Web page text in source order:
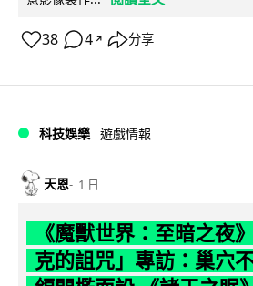
38 4 ↗ 分享
科技娛樂 遊戲情報
天恩 1 日
《魔獸世界：至暗之夜
克的詛咒」專訪：巢穴